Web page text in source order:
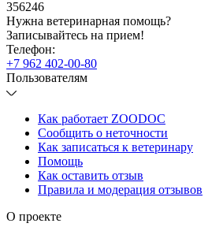
356246
Нужна ветеринарная помощь?
Записывайтесь на прием!
Телефон:
+7 962 402-00-80
Пользователям
Как работает ZOODOC
Сообщить о неточности
Как записаться к ветеринару
Помощь
Как оставить отзыв
Правила и модерация отзывов
О проекте